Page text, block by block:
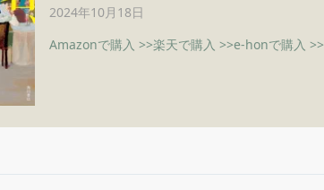
2024年10月18日
Amazonで購入 >>楽天で購入 >>e-honで購入 >>